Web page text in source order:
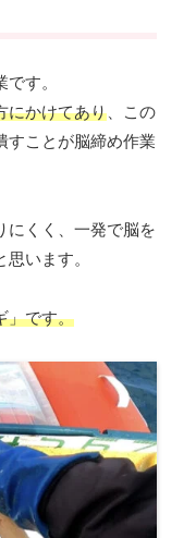
す。
にかけてあり 、この
すことが脳締め作業
にくく、一発で脳を
います。
」です。